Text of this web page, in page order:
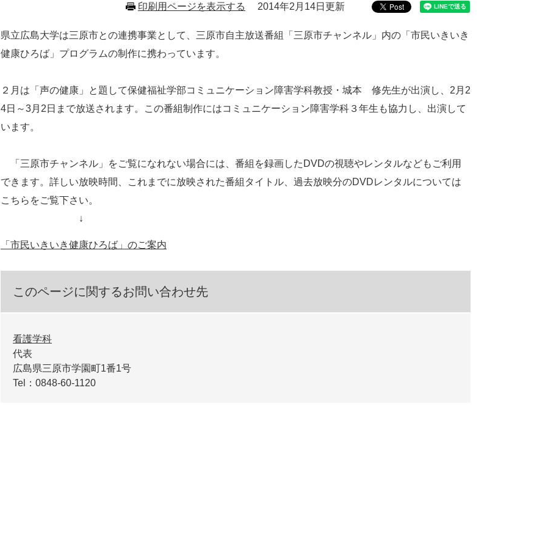
印刷用ページを表示する 2014年2月14日更新
県立広島大学は三原市との連携事業として、三原市自主放送番組「三原市チャンネル」内の「市民いきいき
健康ひろば」プログラムの制作に携わっています。
２月は「声の健康」と題して保健福祉学部コミュニケーション障害学科教授・城本 修先生が出演し、2月2
4日～3月2日まで放送されます。この番組制作にはコミュニケーション障害学科３年生も協力し、出演して
います。
「三原市チャンネル」をご覧になれない場合には、番組を録画したDVDの視聴やレンタルなどもご利用
できます。詳しい放映時間、これまでに放映された番組タイトル、過去放映分のDVDレンタルについては
こちらをご覧下さい。
↓
「市民いきいき健康ひろば」のご案内
このページに関するお問い合わせ先
看護学科
代表
広島県三原市学園町1番1号
Tel：0848-60-1120